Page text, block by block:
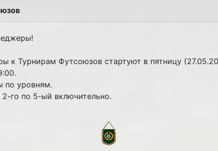
к Турнирам Футсоюзов стартуют в пятницу
по уровням.
го по 5-ый включительно.